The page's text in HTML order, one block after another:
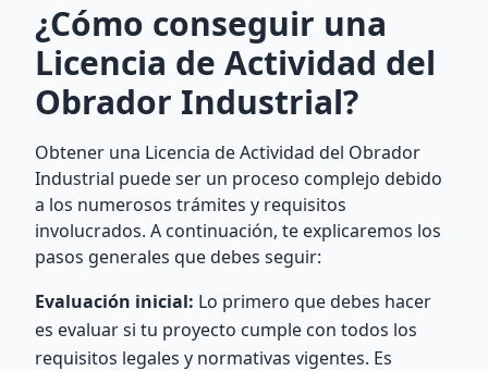
¿Cómo conseguir una
Licencia de Actividad del
Obrador Industrial?
Obtener una Licencia de Actividad del Obrador
Industrial puede ser un proceso complejo debido
a los numerosos trámites y requisitos
involucrados. A continuación, te explicaremos los
pasos generales que debes seguir:
Evaluación inicial: Lo primero que debes hacer
es evaluar si tu proyecto cumple con todos los
requisitos legales y normativas vigentes. Es